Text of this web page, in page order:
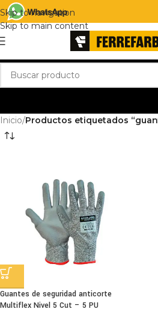
Skip to navigation
Skip to main content
Inicio/Productos etiquetados
Guantes de seguridad anticorte
Multiflex Nivel 5 Cut – 5 PU